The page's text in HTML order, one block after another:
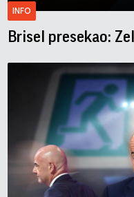
INFO
Brisel presekao: